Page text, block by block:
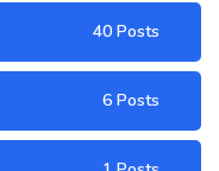
40 Posts
6 Posts